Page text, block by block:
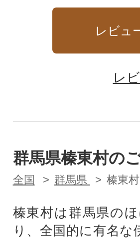
レビュ
レ
群馬県榛東村の
全国 群馬県 榛東村
榛東村は群馬県の
り、全国的に有名な